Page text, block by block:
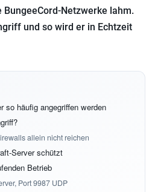
Netzwerke lahm.
und so wird er in Echtzeit
so häufig angegriffen werden
allein nicht reichen
Server schützt
Betrieb
Port 9987 UDP